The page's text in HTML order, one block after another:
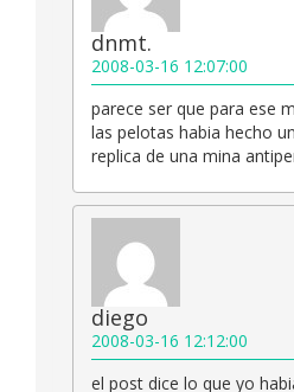
dnmt.
2008-03-16 12:07:00
parece ser que para ese
las pelotas habia hecho
replica de una mina
diego
2008-03-16 12:12:00
el post dice lo que yo